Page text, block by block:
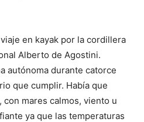
en kayak por la cordillera
Alberto de Agostini.
autónoma durante catorce
que cumplir. Había que
mares calmos, viento u
ya que las temperaturas